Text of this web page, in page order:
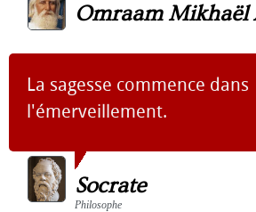
Omraam Mikhaël
La sagesse commence dans
l'émerveillement.
Socrate
Philosophe